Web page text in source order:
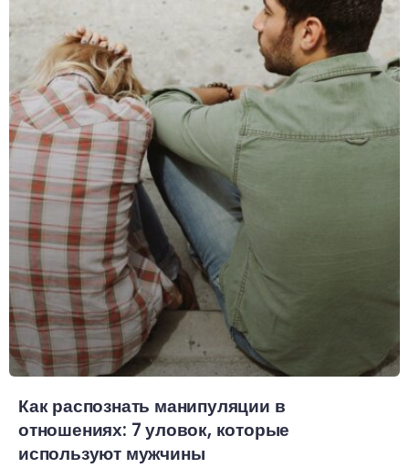
Как распознать манипуляции в
отношениях: 7 уловок, которые
используют мужчины